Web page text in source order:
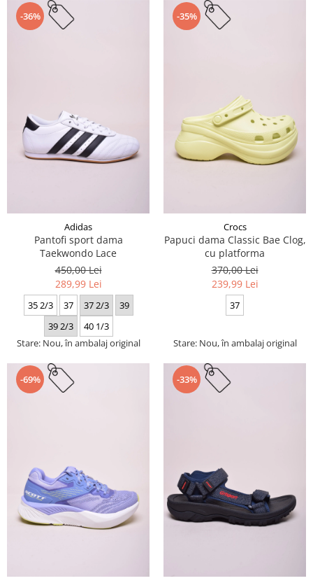
-36%
Adidas
Pantofi sport dama
Taekwondo Lace
450,00 Lei
289,99 Lei
35 2/3 37 37 2/3
39
39 2/3
40 1/3
Stare: Nou, în ambalaj original
-35%
Crocs
Papuci dama Classic Bae Clog,
cu platforma
370,00 Lei
239,99 Lei
37
Stare: Nou, în ambalaj original
-69% -33%